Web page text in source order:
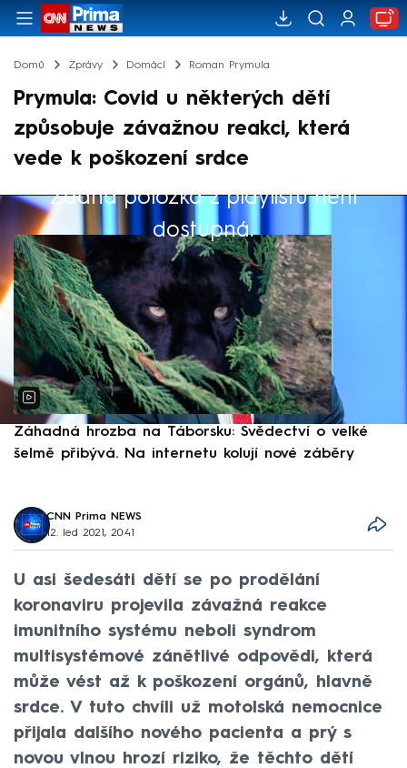
Domů Zprávy Domácí Roman Prymula
Prymula: Covid u některých dětí
způsobuje závažnou reakci, která
vede k poškození srdce
Žádná položka z playlistu není
dostupná.
Výběr redakce
Záhadná hrozba na Táborsku: Svědectví o velké
šelmě přibývá. Na internetu kolují nové záběry
CNN Prima NEWS
12. led 2021, 20:41
U asi šedesáti dětí se po prodělání
koronaviru projevila závažná reakce
imunitního systému neboli syndrom
multisystémové zánětlivé odpovědi, která
může vést až k poškození orgánů, hlavně
srdce. V tuto chvíli už motolská nemocnice
přijala dalšího nového pacienta a prý s
novou vlnou hrozí riziko, že těchto dětí